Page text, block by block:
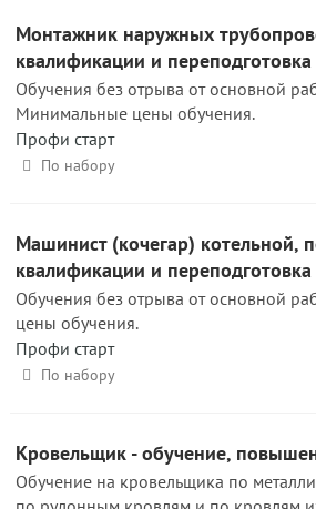
Монтажник наружных
квалификации и
Обучения без отрыва от основной
Минимальные цены обучения.
Профи старт
По набору
Машинист (кочегар) котельной,
квалификации и
Обучения без отрыва от основной
цены обучения.
Профи старт
По набору
Кровельщик - обучение,
Обучение на кровельщика по